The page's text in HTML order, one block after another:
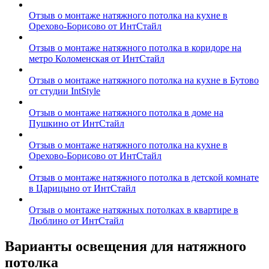
Отзыв о монтаже натяжного потолка на кухне в
Орехово-Борисово от ИнтСтайл
Отзыв о монтаже натяжного потолка в коридоре на
метро Коломенская от ИнтСтайл
Отзыв о монтаже натяжного потолка на кухне в Бутово
от студии IntStyle
Отзыв о монтаже натяжного потолка в доме на
Пушкино от ИнтСтайл
Отзыв о монтаже натяжного потолка на кухне в
Орехово-Борисово от ИнтСтайл
Отзыв о монтаже натяжного потолка в детской комнате
в Царицыно от ИнтСтайл
Отзыв о монтаже натяжных потолках в квартире в
Люблино от ИнтСтайл
Варианты освещения для натяжного
потолка